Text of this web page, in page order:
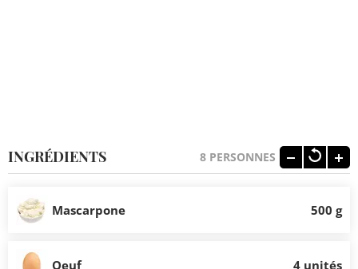
INGRÉDIENTS 8 PERSONNES
Mascarpone 500 g
Oeuf 4 unités